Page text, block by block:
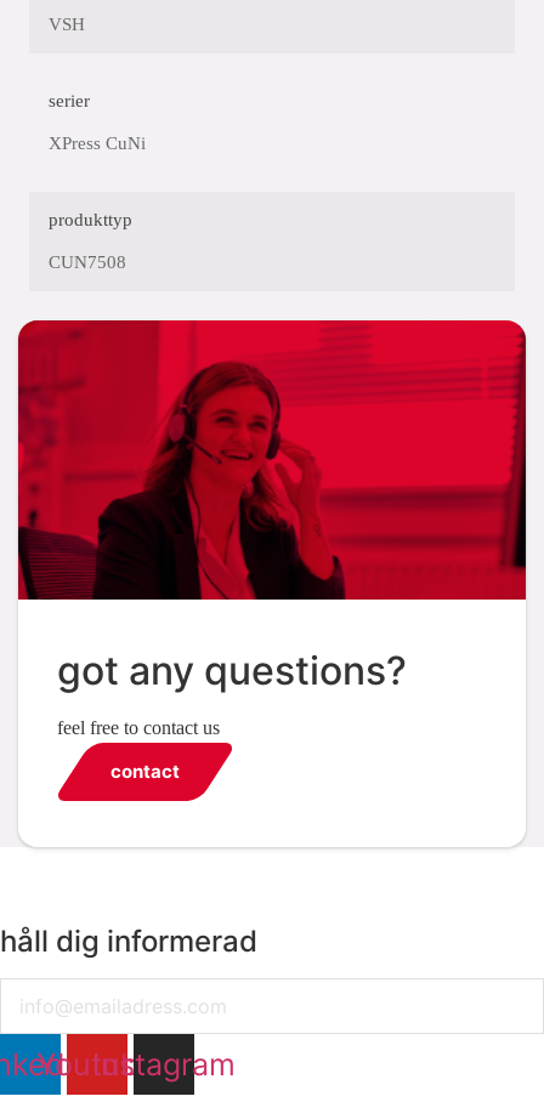
VSH
serier
XPress CuNi
produkttyp
CUN7508
got any questions?
feel free to contact us
contact
håll dig informerad
Youtube
Instagram